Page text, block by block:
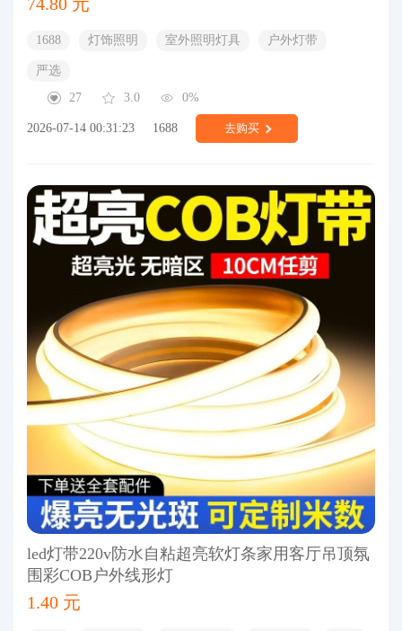
1688 灯饰照明 室外照明灯具 户外灯带
严选
27
3.0 0%
2026-07-14 00:31:23 1688 去购买
led灯带220v防水自粘超亮软灯条家用客厅吊顶氛
围彩COB户外线形灯
1.40 元